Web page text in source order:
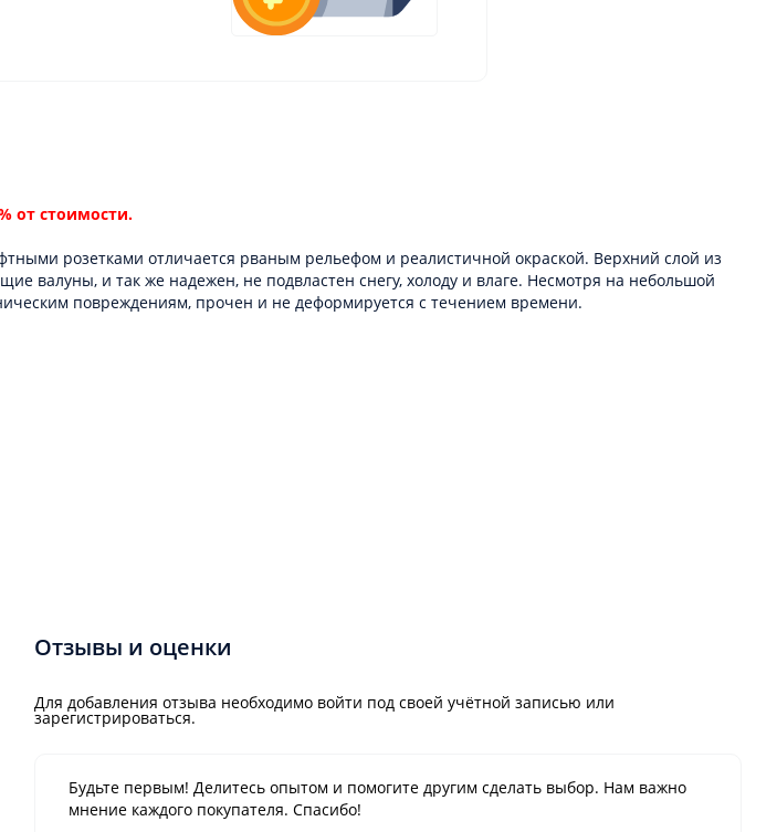
от стоимости.
розетками отличается рваным рельефом и реалистичной окраской. Верхний слой из
валуны, и так же надежен, не подвластен снегу, холоду и влаге. Несмотря на небольшой
повреждениям, прочен и не деформируется с течением времени.
Отзывы и оценки
Для добавления отзыва необходимо войти под своей учётной записью или
зарегистрироваться.
Будьте первым! Делитесь опытом и помогите другим сделать выбор. Нам важно
мнение каждого покупателя. Спасибо!